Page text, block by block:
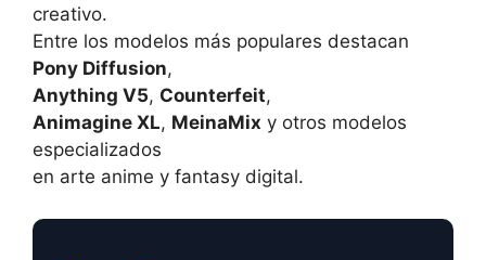
creativo.
Entre los modelos más populares destacan
Pony Diffusion,
Anything V5, Counterfeit,
Animagine XL, MeinaMix y otros modelos
especializados
en arte anime y fantasy digital.